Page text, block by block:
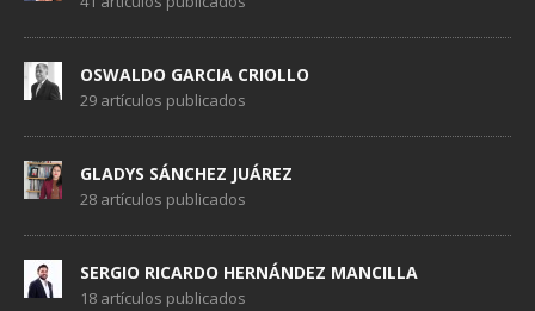
OSWALDO GARCIA CRIOLLO
29 artículos publicados
GLADYS SÁNCHEZ JUÁREZ
28 artículos publicados
SERGIO RICARDO HERNÁNDEZ MANCILLA
18 artículos publicados